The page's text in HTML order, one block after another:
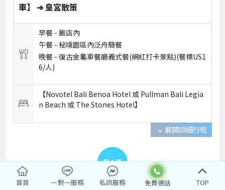
車】 ➔ 皇宮散策
早餐 -飯店內
午餐 - 秘境園區內泛舟簡餐
晚餐 -復古金龜車餐廳義式餐(網紅打卡景點)(餐標US1
6/人)
【Novotel Bali Benoa Hotel 或 Pullman Bali Legia
n Beach 或 The Stones Hotel】
expand_more 展開詳細行程
第3天
首頁 一對一服務 私訊服務 TOP